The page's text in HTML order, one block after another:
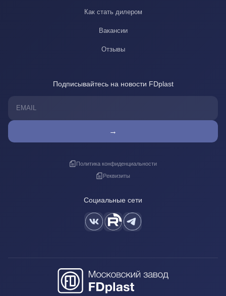
Как стать дилером
Вакансии
Отзывы
Подписывайтесь на новости FDplast
→
Политика конфиденциальности
Реквизиты
Социальные сети